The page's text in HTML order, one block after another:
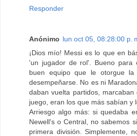
Responder
Anónimo lun oct 05, 08:28:00 p.
¡Dios mío! Messi es lo que en
'un jugador de rol'. Bueno para
buen equipo que le otorgue la
desempeñarse. No es ni
daban vuelta partidos,
juego, eran los que más sabían y
Arriesgo algo más: si quedaba
Newell's o Central, no sabemos
primera división. Simplemente,